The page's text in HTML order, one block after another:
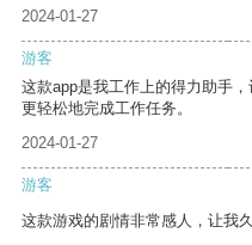
2024-01-27
游客
这款app是我工作上的得力助手
更轻松地完成工作任务。
2024-01-27
游客
这款游戏的剧情非常感人，让我